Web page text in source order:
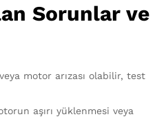
Sorunlar ve
motor arızası olabilir, test
aşırı yüklenmesi veya